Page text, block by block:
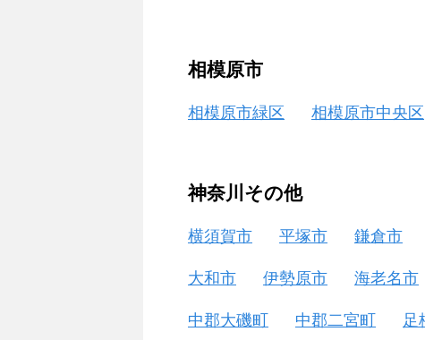
相模原市
相模原市緑区 相模原市中央区
神奈川その他
横須賀市 平塚市 鎌倉市
大和市 伊勢原市 海老名市
中郡大磯町 中郡二宮町 足